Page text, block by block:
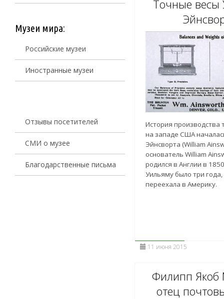
Музеи мира:
Российские музеи
Иностранные музеи
Отзывы посетителей
СМИ о музее
Благодарственные письма
Точные весы
История производства
на западе США
Эйнсворта (William
основатель William
родился в Англии в
Уильяму было три
переехала в Америку.
11 июня 2015
Филипп
отец